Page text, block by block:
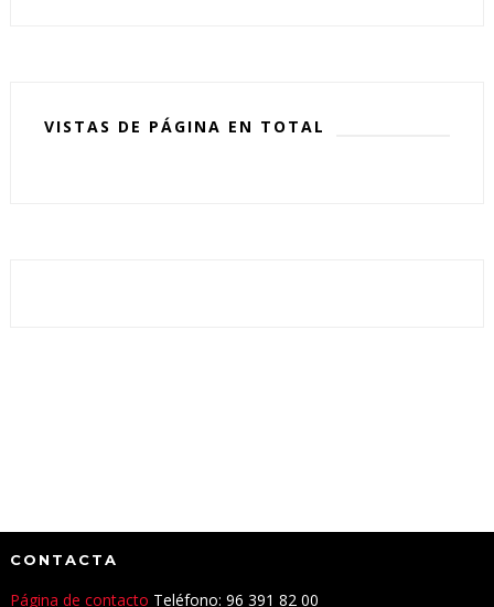
VISTAS DE PÁGINA EN TOTAL
CONTACTA
Página de contacto Teléfono: 96 391 82 00